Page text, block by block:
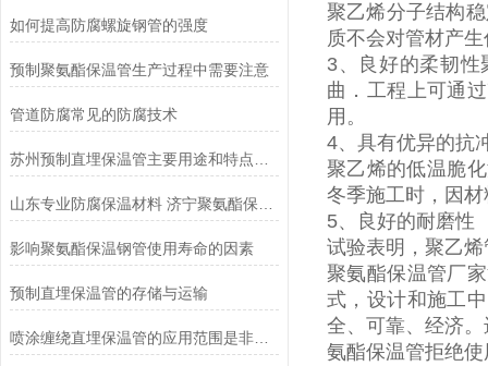
如何提高防腐螺旋钢管的强度
预制聚氨酯保温管生产过程中需要注意
管道防腐常见的防腐技术
影响聚氨酯保温钢管使用寿命的因素
预制直埋保温管的存储与运输 ​
喷涂缠绕直埋保温管的应用范围是非常广泛的
聚乙烯分子结构
质不会对管材产
3、良好的柔韧
曲．工程上可通
用。
4、具有优异的抗
聚乙烯的低温脆
冬季施工时，因
5、良好的耐磨性
试验表明，聚乙
聚氨酯保温管厂
式，设计和施工
全、可靠、经济
氨酯保温管拒绝